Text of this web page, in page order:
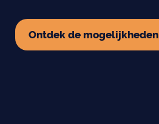
Ontdek de mogelijkheden